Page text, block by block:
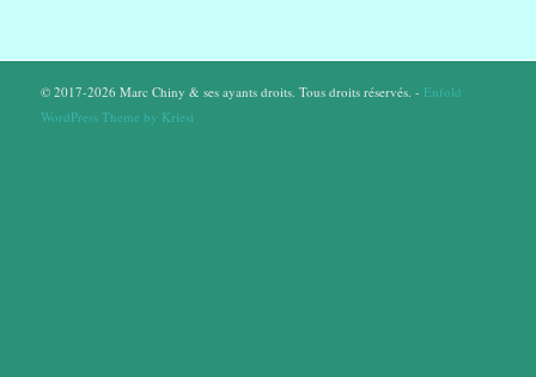
© 2017-2026 Marc Chiny & ses ayants droits. Tous droits réservés. - Enfold
WordPress Theme by Kriesi